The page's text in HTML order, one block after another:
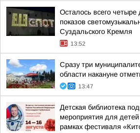
Осталось всего четыре
показов
Суздальского Кремля
13:52
Сразу три
области накануне
13:47
Детская библиотека
мероприятия для
рамках фестиваля